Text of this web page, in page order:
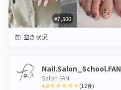
¥7,500
空き状況
Nail.Salon_School.FAN
Salon FAN
4.9 (12件)